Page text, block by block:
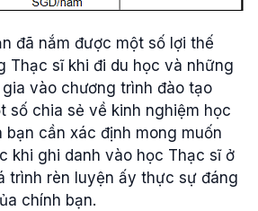
đã nắm được một số lợi thế
Thạc sĩ khi đi du học và những
vào chương trình đào tạo
số chia sẻ về kinh nghiệm học
bạn cần xác định mong muốn
khi ghi danh vào học Thạc sĩ ở
trình rèn luyện ấy thực sự đáng
chính bạn.